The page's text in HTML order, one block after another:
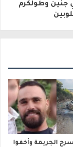
12 مسلحا في جنين وطولكرم
الجريمة وأخفوا